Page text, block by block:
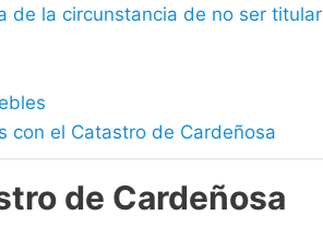
de la circunstancia de no ser titular
con el Catastro de Cardeñosa
de Cardeñosa